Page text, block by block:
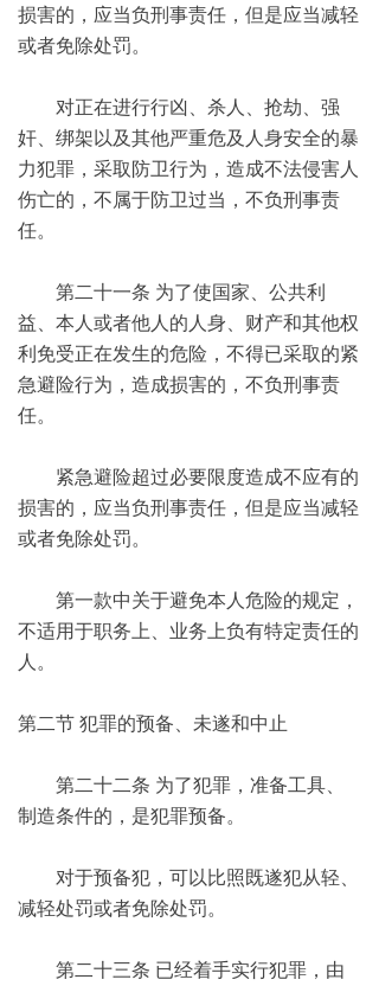
损害的，应当负刑事责任，但是应当减轻
或者免除处罚。
对正在进行行凶、杀人、抢劫、强
奸、绑架以及其他严重危及人身安全的暴
力犯罪，采取防卫行为，造成不法侵害人
伤亡的，不属于防卫过当，不负刑事责
任。
第二十一条 为了使国家、公共利
益、本人或者他人的人身、财产和其他权
利免受正在发生的危险，不得已采取的紧
急避险行为，造成损害的，不负刑事责
任。
紧急避险超过必要限度造成不应有的
损害的，应当负刑事责任，但是应当减轻
或者免除处罚。
第一款中关于避免本人危险的规定，
不适用于职务上、业务上负有特定责任的
人。
第二节 犯罪的预备、未遂和中止
第二十二条 为了犯罪，准备工具、
制造条件的，是犯罪预备。
对于预备犯，可以比照既遂犯从轻、
减轻处罚或者免除处罚。
第二十三条 已经着手实行犯罪，由